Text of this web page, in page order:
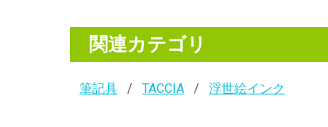
関連カテゴリ
筆記具 TACCIA 浮世絵インク